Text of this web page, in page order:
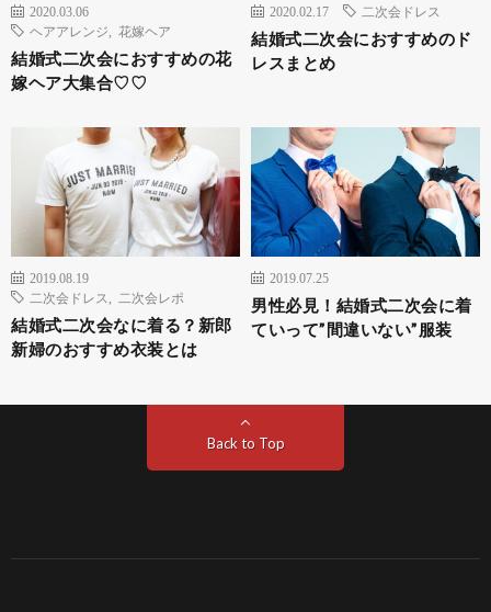
2020.03.06
ヘアアレンジ
花嫁ヘア
結婚式二次会におすすめの花
嫁ヘア大集合♡♡
2020.02.17 二次会ドレス
結婚式二次会におすすめのド
レスまとめ
2019.08.19
二次会ドレス
二次会レポ
結婚式二次会なに着る？新郎
新婦のおすすめ衣装とは
2019.07.25
男性必見！結婚式二次会に着
ていって”間違いない”服装
Back to Top